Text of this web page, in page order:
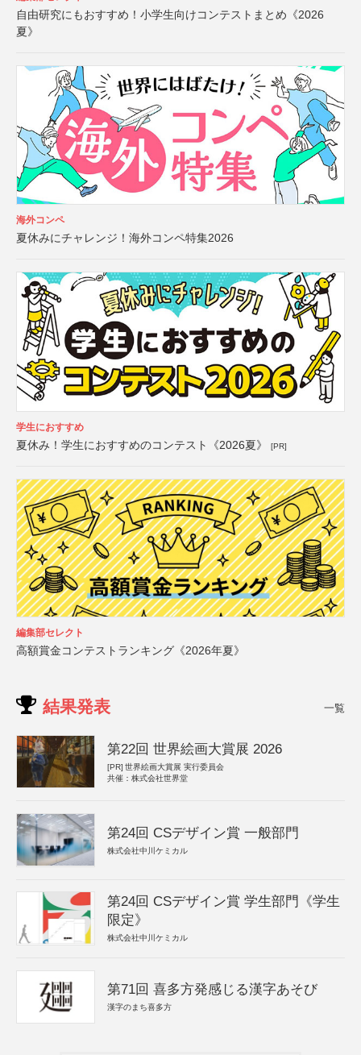
自由研究にもおすすめ！小学生向けコンテストまとめ《2026
夏》
海外コンペ
夏休みにチャレンジ！海外コンペ特集2026
学生におすすめ
夏休み！学生におすすめのコンテスト《2026夏》 [PR]
編集部セレクト
高額賞金コンテストランキング《2026年夏》
結果発表 一覧
第22回 世界絵画大賞展 2026
[PR] 世界絵画大賞展 実行委員会
共催：株式会社世界堂
第24回 CSデザイン賞 一般部門
株式会社中川ケミカル
第24回 CSデザイン賞 学生部門《学生
限定》
株式会社中川ケミカル
第71回 喜多方発感じる漢字あそび
漢字のまち喜多方